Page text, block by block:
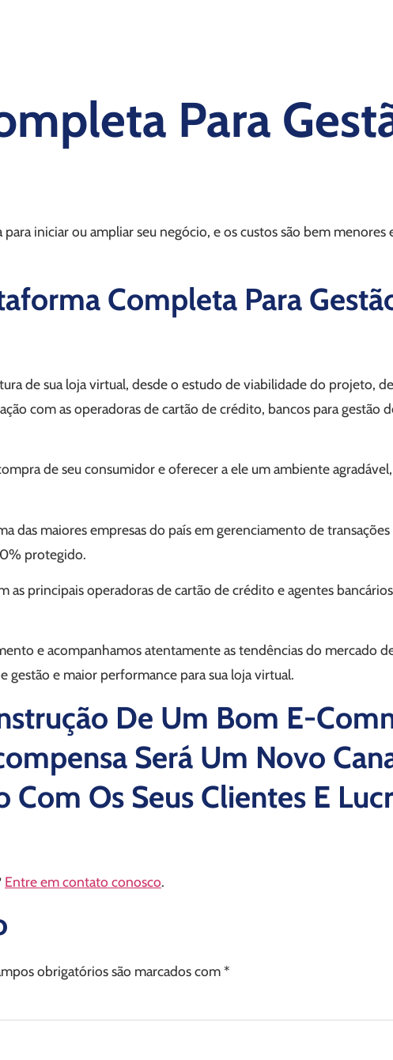
Para
iniciar ou ampliar seu negócio, e os custos são bem menores
Completa Para
de sua loja virtual, desde o estudo de viabilidade do projeto,
com as operadoras de cartão de crédito, bancos para gestão
de seu consumidor e oferecer a ele um ambiente
das maiores empresas do país em gerenciamento de
protegido.
principais operadoras de cartão de crédito e agentes
e acompanhamos atentamente as tendências do mercado
e maior performance para sua loja virtual.
De Um Bom E-
Será Um Novo
Os Seus Clientes E
Entre em contato conosco.
obrigatórios são marcados com*